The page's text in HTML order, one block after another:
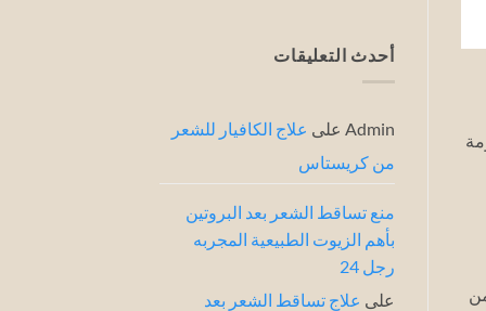
نصائح
على
تطبيق
3
طرق
خبراء
أحدث التعليقات
Admin على علاج الكافيار للشعر
من كريستاس
منع تساقط الشعر بعد البروتين
بأهم الزيوت الطبيعية المجربه
رجل 24
على علاج تساقط الشعر بعد